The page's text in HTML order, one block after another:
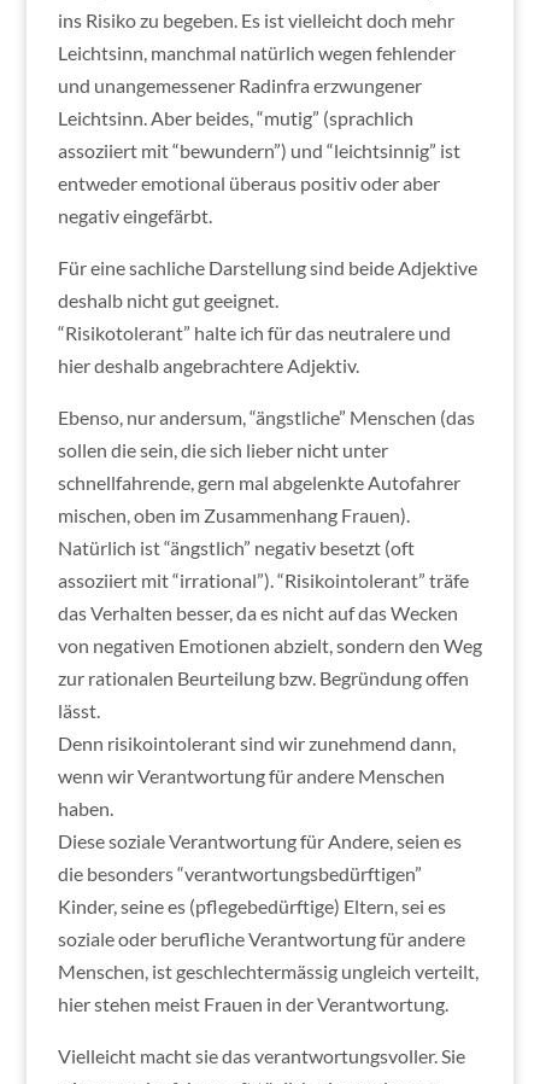
ins Risiko zu begeben. Es ist vielleicht doch mehr
Leichtsinn, manchmal natürlich wegen fehlender
und unangemessener Radinfra erzwungener
Leichtsinn. Aber beides, “mutig” (sprachlich
assoziiert mit “bewundern”) und “leichtsinnig” ist
entweder emotional überaus positiv oder aber
negativ eingefärbt.
Für eine sachliche Darstellung sind beide Adjektive
deshalb nicht gut geeignet.
“Risikotolerant” halte ich für das neutralere und
hier deshalb angebrachtere Adjektiv.
Ebenso, nur andersum, “ängstliche” Menschen (das
sollen die sein, die sich lieber nicht unter
schnellfahrende, gern mal abgelenkte Autofahrer
mischen, oben im Zusammenhang Frauen).
Natürlich ist “ängstlich” negativ besetzt (oft
assoziiert mit “irrational”). “Risikointolerant” träfe
das Verhalten besser, da es nicht auf das Wecken
von negativen Emotionen abzielt, sondern den Weg
zur rationalen Beurteilung bzw. Begründung offen
lässt.
Denn risikointolerant sind wir zunehmend dann,
wenn wir Verantwortung für andere Menschen
haben.
Diese soziale Verantwortung für Andere, seien es
die besonders “verantwortungsbedürftigen”
Kinder, seine es (pflegebedürftige) Eltern, sei es
soziale oder berufliche Verantwortung für andere
Menschen, ist geschlechtermässig ungleich verteilt,
hier stehen meist Frauen in der Verantwortung.
Vielleicht macht sie das verantwortungsvoller. Sie